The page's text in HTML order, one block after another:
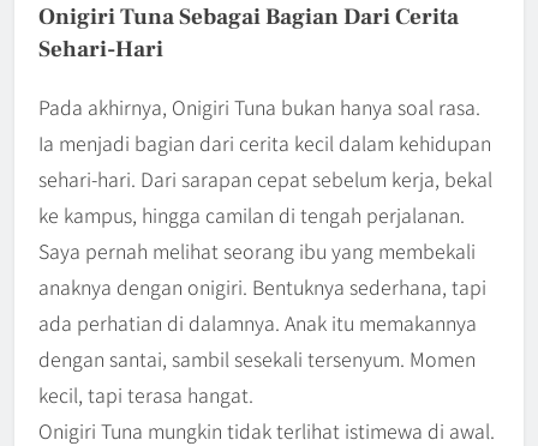
Onigiri Tuna Sebagai Bagian Dari Cerita
Sehari-Hari
Pada akhirnya, Onigiri Tuna bukan hanya soal rasa.
Ia menjadi bagian dari cerita kecil dalam kehidupan
sehari-hari. Dari sarapan cepat sebelum kerja, bekal
ke kampus, hingga camilan di tengah perjalanan.
Saya pernah melihat seorang ibu yang membekali
anaknya dengan onigiri. Bentuknya sederhana, tapi
ada perhatian di dalamnya. Anak itu memakannya
dengan santai, sambil sesekali tersenyum. Momen
kecil, tapi terasa hangat.
Onigiri Tuna mungkin tidak terlihat istimewa di awal.